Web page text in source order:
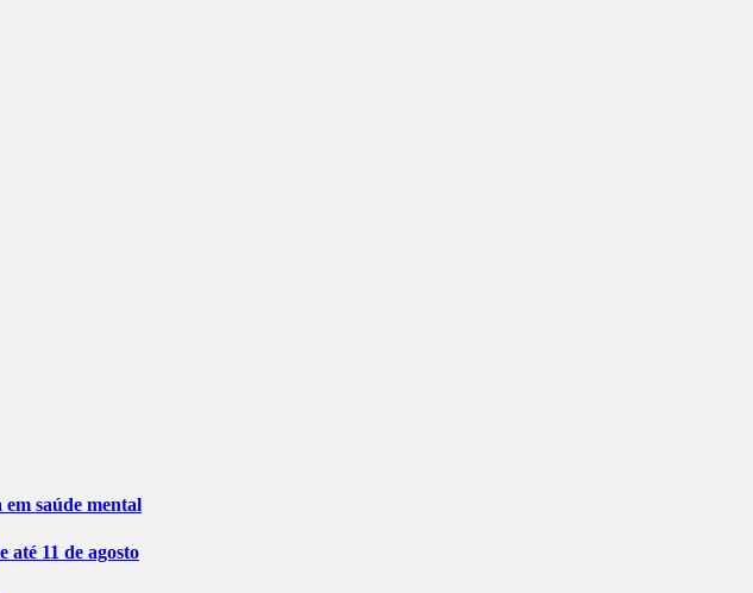
saúde mental
11 de agosto